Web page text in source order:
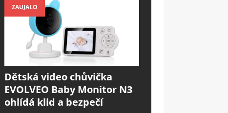
ZAUJALO
Dětská video chůvička
EVOLVEO Baby Monitor N3
ohlídá klid a bezpečí